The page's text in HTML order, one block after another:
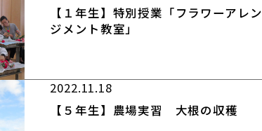
【１年生】特別授業「フラワーアレン
ジメント教室」
2022.11.18
【５年生】農場実習 大根の収穫